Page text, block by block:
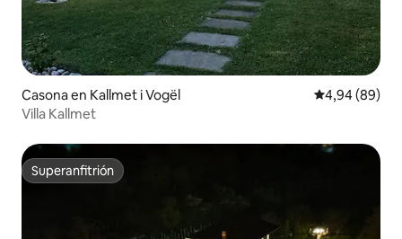
Casona en Kallmet i Vogël Calificación
4,94 (89)
Villa Kallmet
Superanfitrión
Superanfitrión